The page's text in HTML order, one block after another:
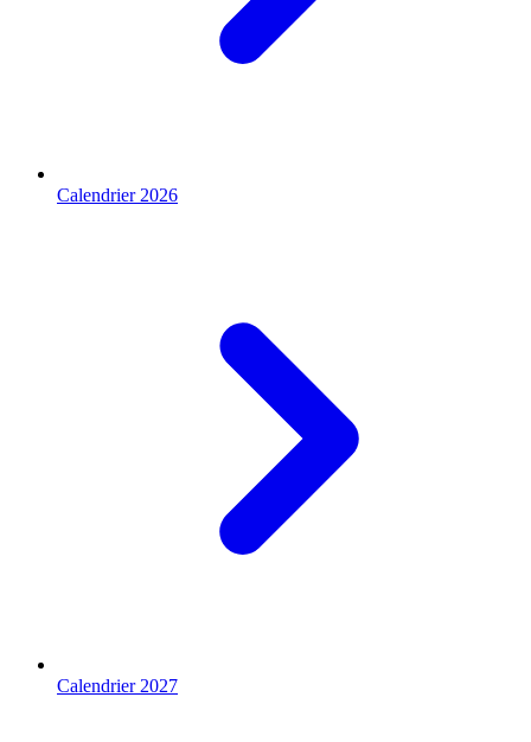
Calendrier 2026
Calendrier 2027